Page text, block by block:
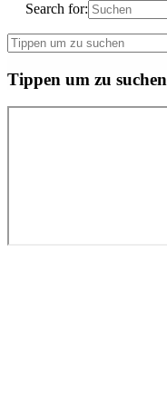
Search for:
Tippen um zu suchen